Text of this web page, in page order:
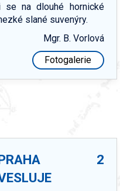
na dlouhé hornické
slané suvenýry.
Mgr. B. Vorlová
Fotogalerie
2